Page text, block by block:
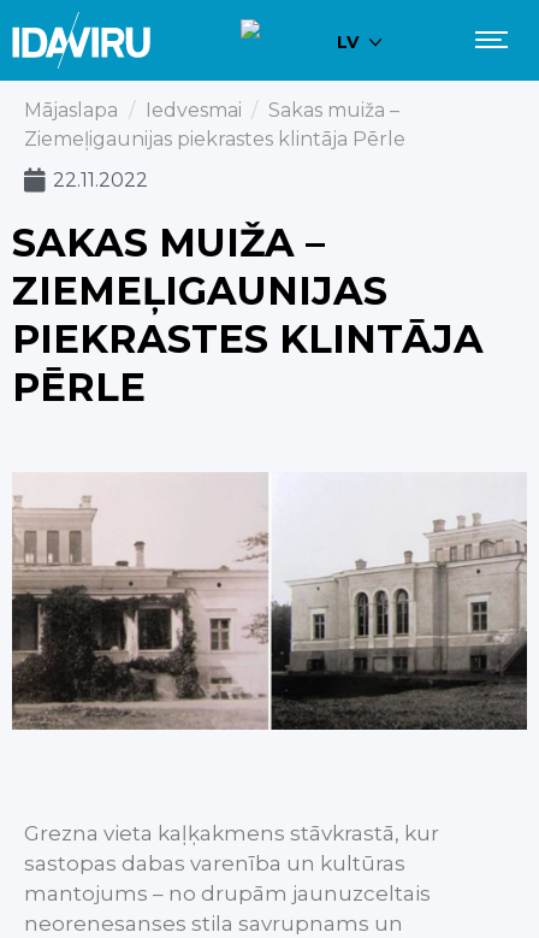
LV
Mājaslapa / Iedvesmai / Sakas muiža –
Ziemeļigaunijas piekrastes klintāja Pērle
22.11.2022
SAKAS MUIŽA –
ZIEMEĻIGAUNIJAS
PIEKRASTES KLINTĀJA
PĒRLE
Grezna vieta kaļķakmens stāvkrastā, kur
sastopas dabas varenība un kultūras
mantojums – no drupām jaunuzceltais
neorenesanses stila savrupnams un